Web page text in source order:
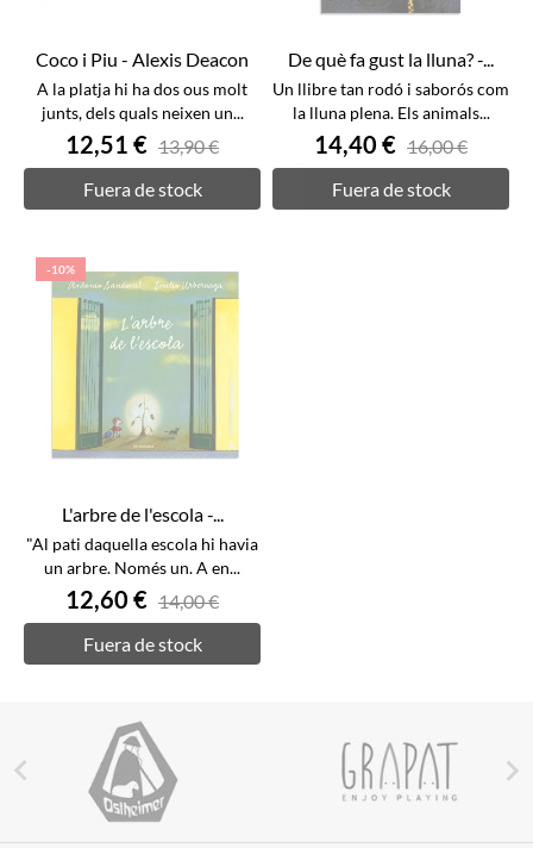
Coco i Piu - Alexis Deacon
A la platja hi ha dos ous molt
junts, dels quals neixen un...
12,51 € 13,90 €
Fuera de stock
De què fa gust la lluna? -...
Un llibre tan rodó i saborós com
la lluna plena. Els animals...
14,40 € 16,00 €
Fuera de stock
-10%
L'arbre de l'escola -...
"Al pati daquella escola hi havia
un arbre. Només un. A en...
12,60 € 14,00 €
Fuera de stock
 